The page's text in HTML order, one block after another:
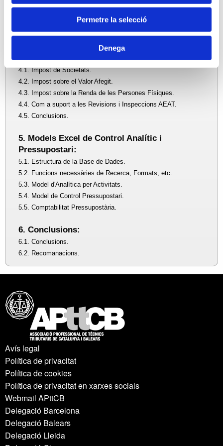
Permetre la selecció
Denega
3.4. Comptabilitat Pressupostària.
3.5. Comptabilitat Fiscal.
4. Comptabilitat Analítica en la Gestió Fiscal:
4.1. Impost de Societats.
4.2. Impost sobre el Valor Afegit.
4.3. Impost sobre la Renda de les Persones Físiques.
4.4. Com a suport a les Revisions i Inspeccions AEAT.
4.5. Conclusions.
5. Models Excel de Control Analític i
Pressupostari:
5.1. Estructura de la Base de Dades.
5.2. Funcions necessàries de Recerca, Formats, etc.
5.3. Model d'Analítica per Activitats.
5.4. Model de Control Pressupostari.
5.5. Comptabilitat Pressupostària.
6. Conclusions:
6.1. Conclusions.
6.2. Recomanacions.
Avís legal
Política de privacitat
Política de cookies
Política de privacitat en xarxes socials
Webmail APttCB
Delegació Barcelona
Delegació Balears
Delegació Lleida